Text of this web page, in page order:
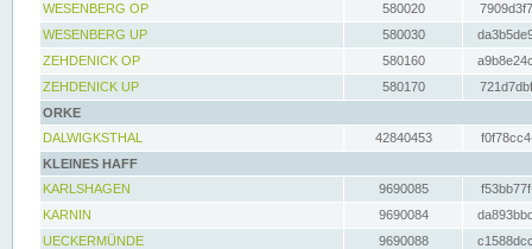
WESENBERG OP
580020
WESENBERG UP
580030
ZEHDENICK OP
580160
ZEHDENICK UP
580170
ORKE
DALWIGKSTHAL
42840453
KLEINES HAFF
KARLSHAGEN
9690085
KARNIN
9690084
UECKERMÜNDE
9690088